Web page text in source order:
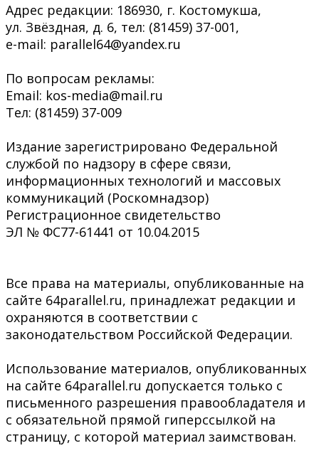
Адрес редакции: 186930, г. Костомукша,
ул. Звёздная, д. 6, тел: (81459) 37-001,
e-mail: parallel64@yandex.ru
По вопросам рекламы:
Email: kos-media@mail.ru
Тел: (81459) 37-009
Издание зарегистрировано Федеральной
службой по надзору в сфере связи,
информационных технологий и массовых
коммуникаций (Роскомнадзор)
Регистрационное свидетельство
ЭЛ № ФС77-61441 от 10.04.2015
Все права на материалы, опубликованные на
сайте 64parallel.ru, принадлежат редакции и
охраняются в соответствии с
законодательством Российской Федерации.
Использование материалов, опубликованных
на сайте 64parallel.ru допускается только с
письменного разрешения правообладателя и
с обязательной прямой гиперссылкой на
страницу, с которой материал заимствован.